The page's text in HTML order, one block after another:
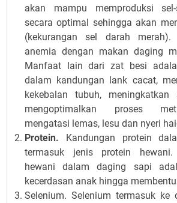
akan mampu memproduksi
secara optimal sehingga akan
(kekurangan sel darah merah).
anemia dengan makan daging
Manfaat lain dari zat besi
dalam kandungan lank cacat,
kekebalan tubuh, meningkatkan
mengoptimalkan proses
mengatasi lemas, lesu dan nyeri
Protein. Kandungan protein
termasuk jenis protein
hewani dalam daging sapi
kecerdasan anak hingga
Selenium. Selenium termasuk ke